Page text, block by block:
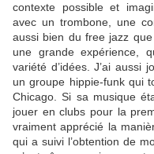
contexte possible et
avec un trombone, une
aussi bien du free jazz
une grande expérience,
variété d’idées. J’ai aussi
un groupe hippie-funk qui
Chicago. Si sa musique
jouer en clubs pour la
vraiment apprécié la
qui a suivi l’obtention de